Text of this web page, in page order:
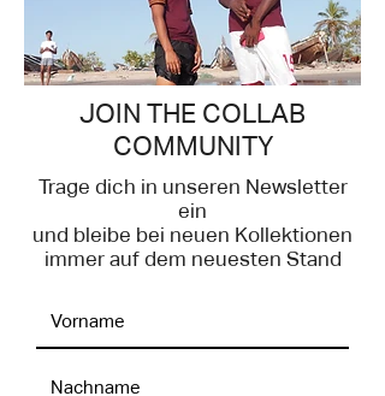
JOIN THE COLLAB
COMMUNITY
Trage dich in unseren Newsletter
ein
und bleibe bei neuen Kollektionen
immer auf dem neuesten Stand